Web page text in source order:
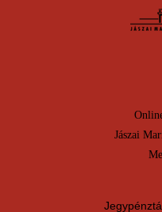
Jászai